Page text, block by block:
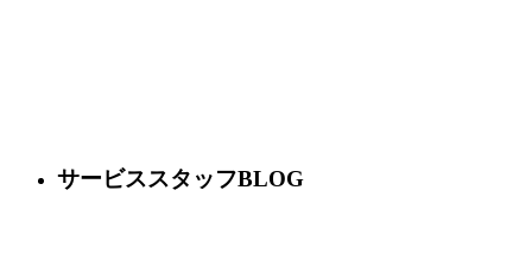
サービススタッフBLOG